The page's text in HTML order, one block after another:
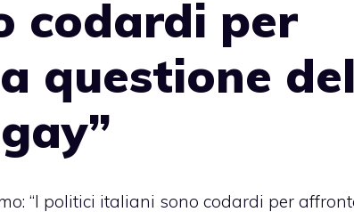
codardi per
questione
“I politici italiani sono codardi per